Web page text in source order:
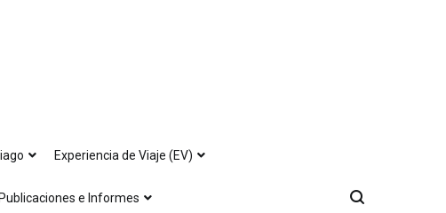
Experiencia de Viaje (EV)
Publicaciones e Informes